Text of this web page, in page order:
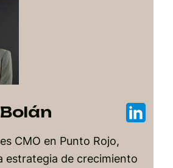
CMO en Punto Rojo,
estrategia de crecimiento